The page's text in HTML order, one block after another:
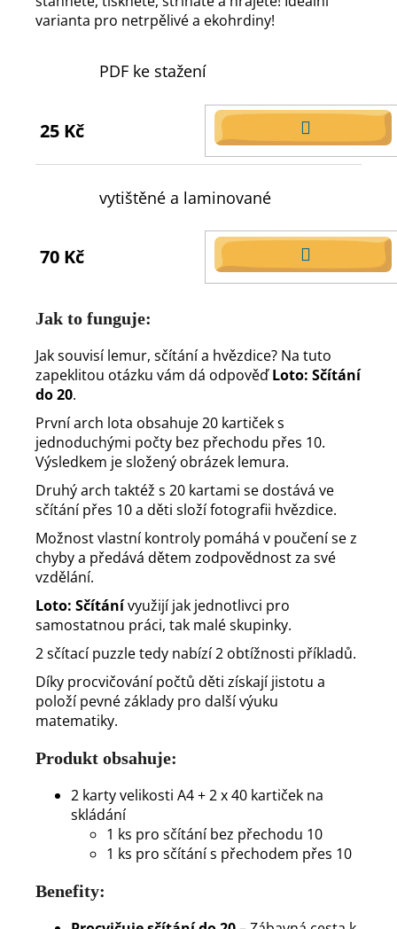
varianta pro netrpělivé a ekohrdiny!
PDF ke stažení
25 Kč
DO
KOŠÍKU
vytištěné a laminované
70 Kč
DO
KOŠÍKU
Jak to funguje:
Jak souvisí lemur, sčítání a hvězdice? Na tuto
zapeklitou otázku vám dá odpověďLoto: Sčítání
do 20.
První arch lota obsahuje 20 kartiček s
jednoduchými počty bez přechodu přes 10.
Výsledkem je složený obrázek lemura.
Druhý arch taktéž s 20 kartami se dostává ve
sčítání přes 10 a děti složí fotografii hvězdice.
Možnost vlastní kontroly pomáhá v poučení se z
chyby a předává dětem zodpovědnost za své
vzdělání.
Loto: Sčítánívyužijí jak jednotlivci pro
samostatnou práci, tak malé skupinky.
2 sčítací puzzle tedy nabízí 2 obtížnosti příkladů.
Díky procvičování počtů děti získají jistotu a
položí pevné základy pro další výuku
matematiky.
Produkt obsahuje:
2 karty velikosti A4 + 2 x 40 kartiček na
skládání
1 ks pro sčítání bez přechodu 10
1 ks pro sčítání s přechodem přes 10
Benefity: